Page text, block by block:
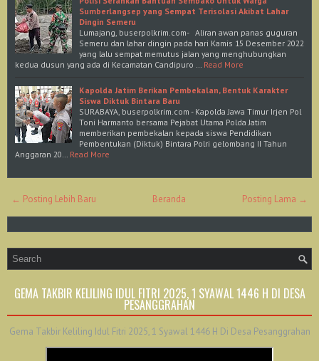
Sumberlangsep yang Sempat Terisolasi Akibat Lahar
Dingin Semeru
Lumajang, buserpolkrim.com- Aliran awan panas guguran
Semeru dan lahar dingin pada hari Kamis 15 Desember 2022
yang lalu sempat memutus jalan yang menghubungkan
kedua dusun yang ada di Kecamatan Candipuro … Read More
Kapolda Jatim Berikan Pembekalan, Bentuk Karakter
Siswa Diktuk Bintara Baru
SURABAYA, buserpolkrim.com - Kapolda Jawa Timur Irjen Pol
Toni Harmanto bersama Pejabat Utama Polda Jatim
memberikan pembekalan kepada siswa Pendidikan
Pembentukan (Diktuk) Bintara Polri gelombang II Tahun
Anggaran 20… Read More
← Posting Lebih Baru Posting Lama →
Beranda
GEMA TAKBIR KELILING IDUL FITRI 2025, 1 SYAWAL 1446 H DI DESA
PESANGGRAHAN
Gema Takbir Keliling Idul Fitri 2025, 1 Syawal 1446 H Di Desa Pesanggrahan